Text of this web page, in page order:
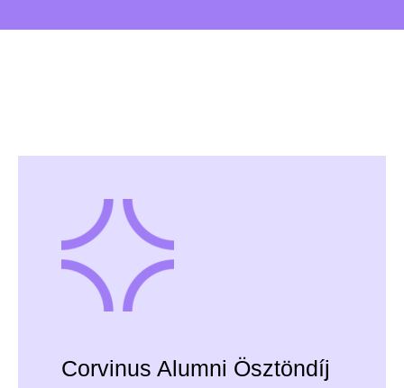
Corvinus Alumni Ösztöndíj